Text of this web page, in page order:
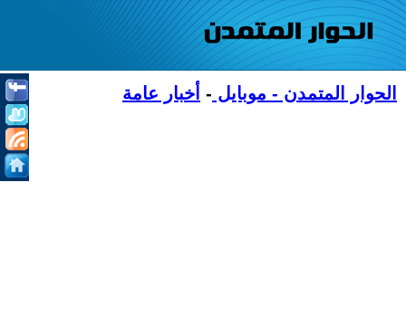
الحوار المتمدن - موبايل - أخبار عامة